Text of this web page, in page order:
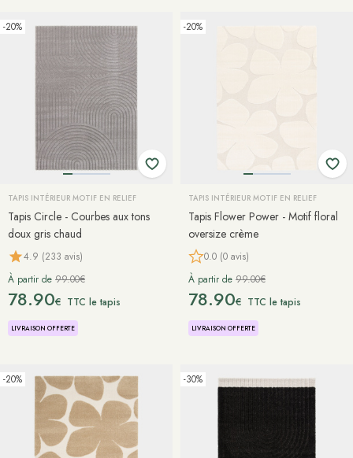
-20%
TAPIS INTÉRIEUR MOTIF EN RELIEF
Tapis Circle - Courbes aux tons
doux gris chaud
4.9 (233 avis)
À partir de 99.00€
78.90€ TTC le tapis
LIVRAISON OFFERTE
-20%
TAPIS INTÉRIEUR MOTIF EN RELIEF
Tapis Flower Power - Motif floral
oversize crème
0.0 (0 avis)
À partir de 99.00€
78.90€ TTC le tapis
LIVRAISON OFFERTE
-20% -30%